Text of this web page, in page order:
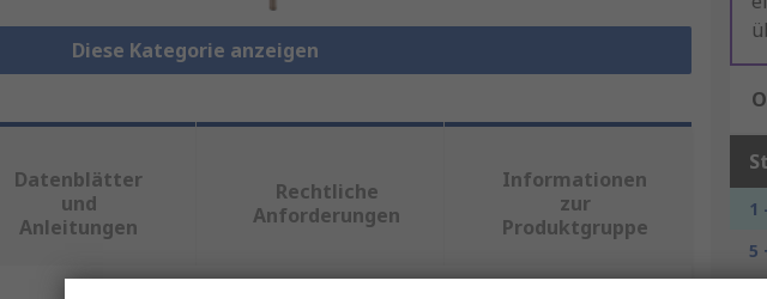
Diese Kategorie anzeigen
1
5
Datenblätter
und
Anleitungen
Rechtliche
Anforderungen
Informationen
zur
Produktgruppe